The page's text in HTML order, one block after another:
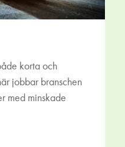
korta och
jobbar branschen
med minskade